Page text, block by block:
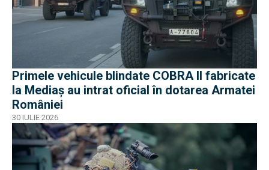
Primele vehicule blindate COBRA II fabricate
la Mediaș au intrat oficial în dotarea Armatei
României
30 IULIE 2026